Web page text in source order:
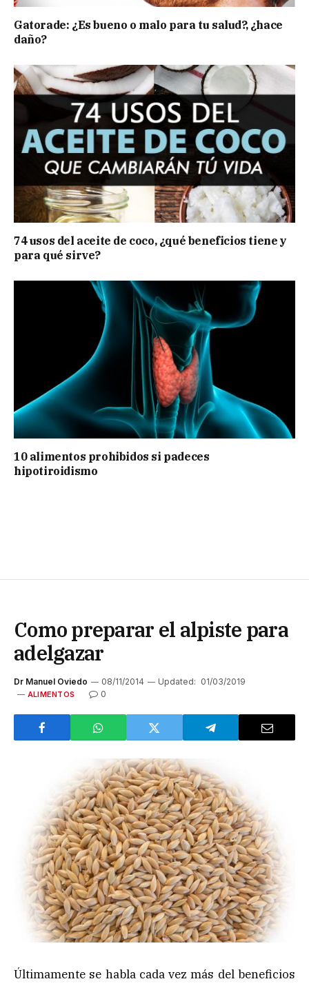
Gatorade: ¿Es bueno o malo para tu salud?, ¿hace
daño?
74 usos del aceite de coco, ¿qué beneficios tiene y
para qué sirve?
10 alimentos prohibidos si padeces
hipotiroidismo
Como preparar el alpiste para
adelgazar
Dr Manuel Oviedo 08/11/2014 Updated: 01/03/2019
ALIMENTOS 0
Últimamente se habla cada vez más del beneficios